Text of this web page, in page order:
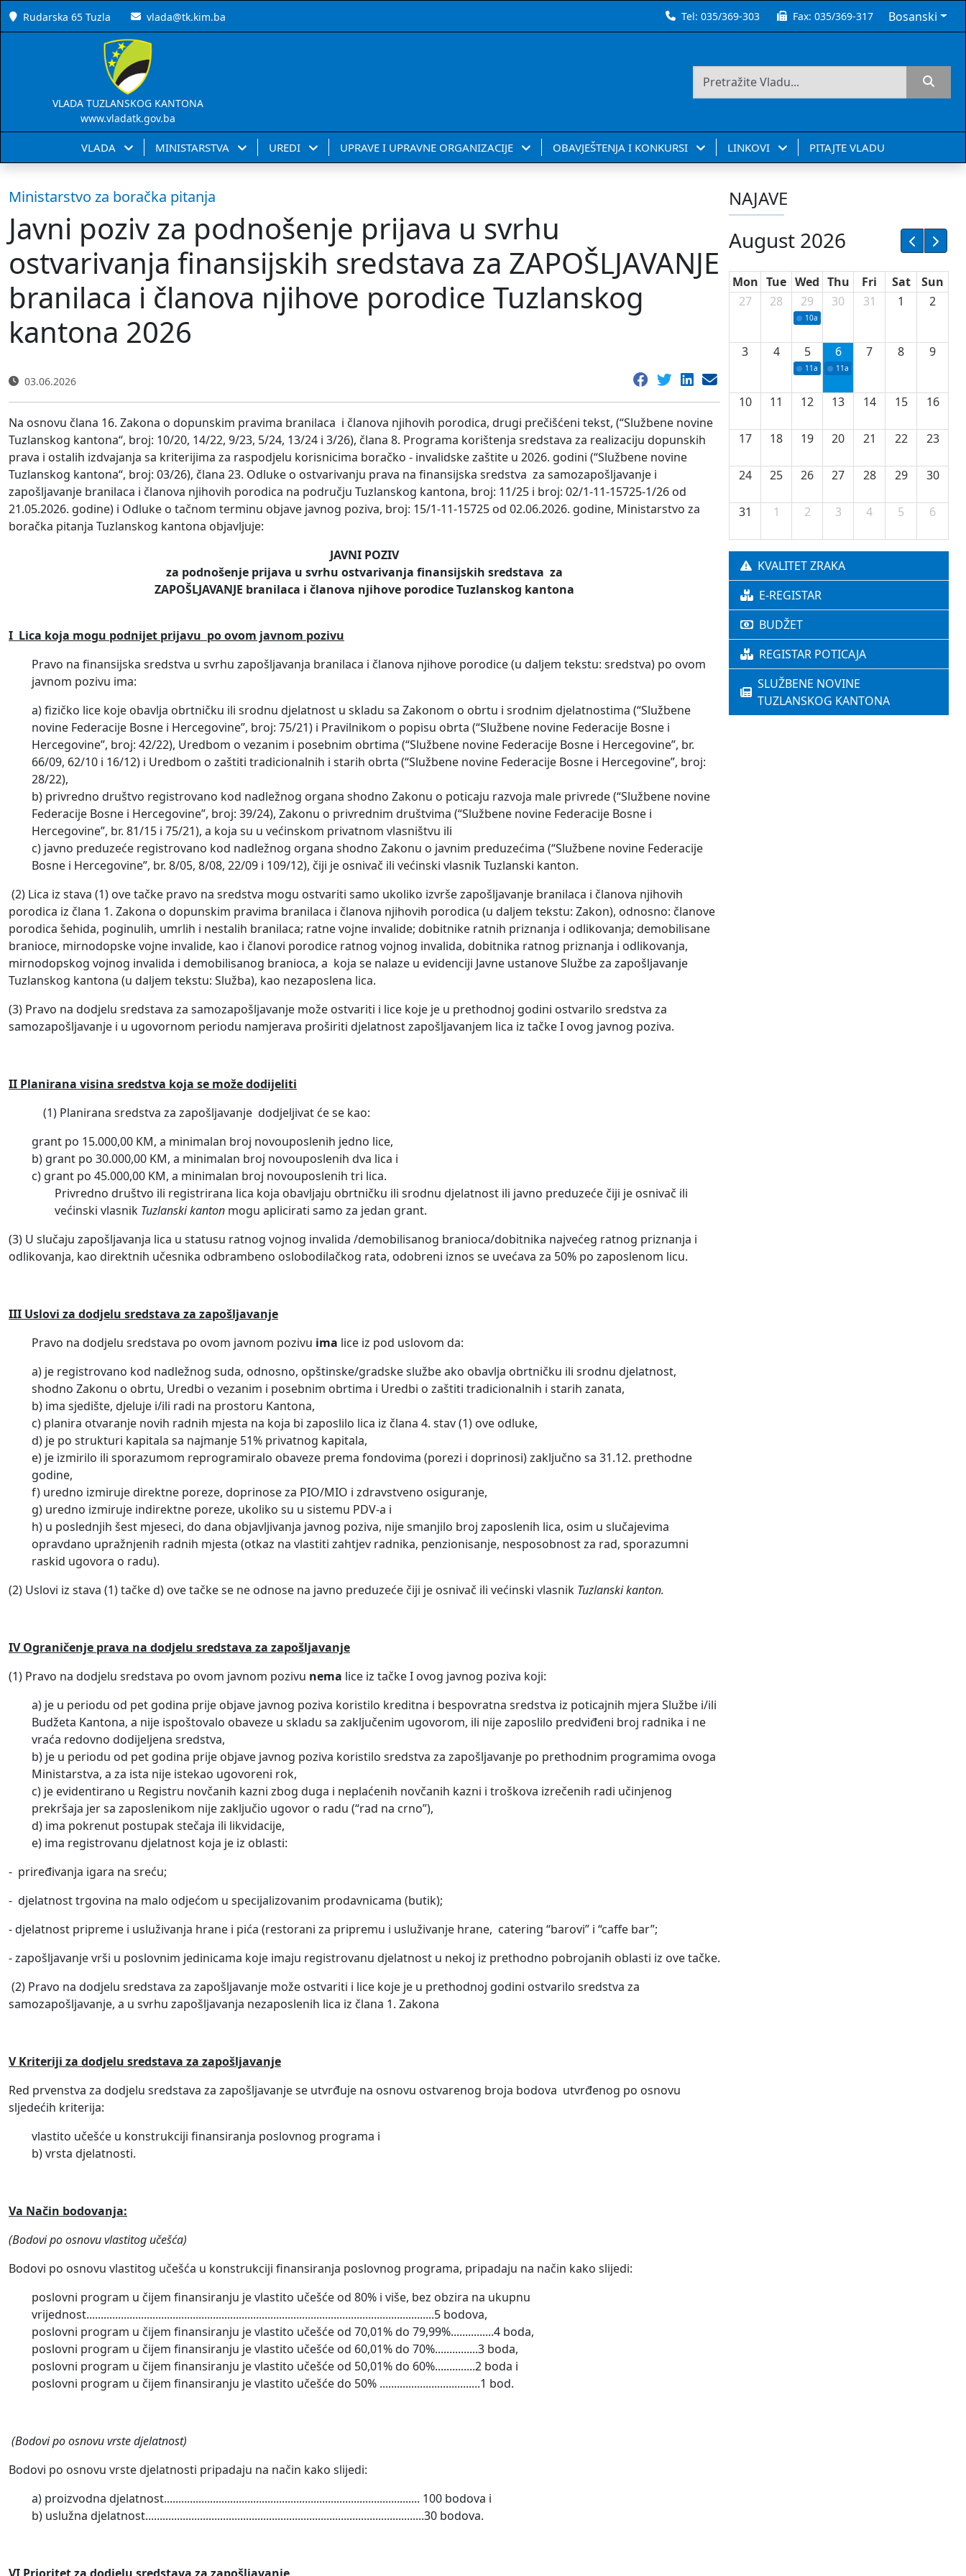
Rudarska 65 Tuzla vlada@tk.kim.ba Tel:035/369-303 Fax:035/369-317 Bosanski
VLADA TUZLANSKOG KANTONA
www.vladatk.gov.ba
VLADA MINISTARSTVA UREDI UPRAVE I UPRAVNE ORGANIZACIJE OBAVJEŠTENJA I KONKURSI LINKOVI PITAJTE VLADU
Ministarstvo za boračka pitanja
Javni poziv za podnošenje prijava u svrhu
ostvarivanja finansijskih sredstava za ZAPOŠLJAVANJE
branilaca i članova njihove porodice Tuzlanskog
kantona 2026
03.06.2026
Na osnovu člana 16. Zakona o dopunskim pravima branilaca i članova njihovih porodica, drugi prečišćeni tekst, (“Službene novine
Tuzlanskog kantona“, broj: 10/20, 14/22, 9/23, 5/24, 13/24 i 3/26), člana 8. Programa korištenja sredstava za realizaciju dopunskih
prava i ostalih izdvajanja sa kriterijima za raspodjelu korisnicima boračko - invalidske zaštite u 2026. godini (“Službene novine
Tuzlanskog kantona“, broj: 03/26), člana 23. Odluke o ostvarivanju prava na finansijska sredstva za samozapošljavanje i
zapošljavanje branilaca i članova njihovih porodica na području Tuzlanskog kantona, broj: 11/25 i broj: 02/1-11-15725-1/26 od
21.05.2026. godine) i Odluke o tačnom terminu objave javnog poziva, broj: 15/1-11-15725 od 02.06.2026. godine, Ministarstvo za
boračka pitanja Tuzlanskog kantona objavljuje:
JAVNI POZIV
za podnošenje prijava u svrhu ostvarivanja finansijskih sredstava za
ZAPOŠLJAVANJE branilaca i članova njihove porodice Tuzlanskog kantona
I Lica koja mogu podnijet prijavu po ovom javnom pozivu
Pravo na finansijska sredstva u svrhu zapošljavanja branilaca i članova njihove porodice (u daljem tekstu: sredstva) po ovom
javnom pozivu ima:
a) fizičko lice koje obavlja obrtničku ili srodnu djelatnost u skladu sa Zakonom o obrtu i srodnim djelatnostima (“Službene
novine Federacije Bosne i Hercegovine”, broj: 75/21) i Pravilnikom o popisu obrta (“Službene novine Federacije Bosne i
Hercegovine”, broj: 42/22), Uredbom o vezanim i posebnim obrtima (“Službene novine Federacije Bosne i Hercegovine”, br.
66/09, 62/10 i 16/12) i Uredbom o zaštiti tradicionalnih i starih obrta (“Službene novine Federacije Bosne i Hercegovine”, broj:
28/22),
b) privredno društvo registrovano kod nadležnog organa shodno Zakonu o poticaju razvoja male privrede (“Službene novine
Federacije Bosne i Hercegovine”, broj: 39/24), Zakonu o privrednim društvima (“Službene novine Federacije Bosne i
Hercegovine”, br. 81/15 i 75/21), a koja su u većinskom privatnom vlasništvu ili
c) javno preduzeće registrovano kod nadležnog organa shodno Zakonu o javnim preduzećima (“Službene novine Federacije
Bosne i Hercegovine”, br. 8/05, 8/08, 22/09 i 109/12), čiji je osnivač ili većinski vlasnik Tuzlanski kanton.
(2) Lica iz stava (1) ove tačke pravo na sredstva mogu ostvariti samo ukoliko izvrše zapošljavanje branilaca i članova njihovih
porodica iz člana 1. Zakona o dopunskim pravima branilaca i članova njihovih porodica (u daljem tekstu: Zakon), odnosno: članove
porodica šehida, poginulih, umrlih i nestalih branilaca; ratne vojne invalide; dobitnike ratnih priznanja i odlikovanja; demobilisane
branioce, mirnodopske vojne invalide, kao i članovi porodice ratnog vojnog invalida, dobitnika ratnog priznanja i odlikovanja,
mirnodopskog vojnog invalida i demobilisanog branioca, a koja se nalaze u evidenciji Javne ustanove Službe za zapošljavanje
Tuzlanskog kantona (u daljem tekstu: Služba), kao nezaposlena lica.
(3) Pravo na dodjelu sredstava za samozapošljavanje može ostvariti i lice koje je u prethodnoj godini ostvarilo sredstva za
samozapošljavanje i u ugovornom periodu namjerava proširiti djelatnost zapošljavanjem lica iz tačke I ovog javnog poziva.
II Planirana visina sredstva koja se može dodijeliti
(1) Planirana sredstva za zapošljavanje dodjeljivat će se kao:
grant po 15.000,00 KM, a minimalan broj novouposlenih jedno lice,
b) grant po 30.000,00 KM, a minimalan broj novouposlenih dva lica i
c) grant po 45.000,00 KM, a minimalan broj novouposlenih tri lica.
Privredno društvo ili registrirana lica koja obavljaju obrtničku ili srodnu djelatnost ili javno preduzeće čiji je osnivač ili
većinski vlasnik Tuzlanski kanton mogu aplicirati samo za jedan grant.
(3) U slučaju zapošljavanja lica u statusu ratnog vojnog invalida /demobilisanog branioca/dobitnika najvećeg ratnog priznanja i
odlikovanja, kao direktnih učesnika odbrambeno oslobodilačkog rata, odobreni iznos se uvećava za 50% po zaposlenom licu.
III Uslovi za dodjelu sredstava za zapošljavanje
Pravo na dodjelu sredstava po ovom javnom pozivu ima lice iz pod uslovom da:
a) je registrovano kod nadležnog suda, odnosno, opštinske/gradske službe ako obavlja obrtničku ili srodnu djelatnost,
shodno Zakonu o obrtu, Uredbi o vezanim i posebnim obrtima i Uredbi o zaštiti tradicionalnih i starih zanata,
b) ima sjedište, djeluje i/ili radi na prostoru Kantona,
c) planira otvaranje novih radnih mjesta na koja bi zaposlilo lica iz člana 4. stav (1) ove odluke,
d) je po strukturi kapitala sa najmanje 51% privatnog kapitala,
e) je izmirilo ili sporazumom reprogramiralo obaveze prema fondovima (porezi i doprinosi) zaključno sa 31.12. prethodne
godine,
f) uredno izmiruje direktne poreze, doprinose za PIO/MIO i zdravstveno osiguranje,
g) uredno izmiruje indirektne poreze, ukoliko su u sistemu PDV-a i
h) u poslednjih šest mjeseci, do dana objavljivanja javnog poziva, nije smanjilo broj zaposlenih lica, osim u slučajevima
opravdano upražnjenih radnih mjesta (otkaz na vlastiti zahtjev radnika, penzionisanje, nesposobnost za rad, sporazumni
raskid ugovora o radu).
(2) Uslovi iz stava (1) tačke d) ove tačke se ne odnose na javno preduzeće čiji je osnivač ili većinski vlasnik Tuzlanski kanton.
IVOgraničenje prava na dodjelu sredstava za zapošljavanje
(1) Pravo na dodjelu sredstava po ovom javnom pozivu nema lice iz tačke I ovog javnog poziva koji:
a) je u periodu od pet godina prije objave javnog poziva koristilo kreditna i bespovratna sredstva iz poticajnih mjera Službe i/ili
Budžeta Kantona, a nije ispoštovalo obaveze u skladu sa zaključenim ugovorom, ili nije zaposlilo predviđeni broj radnika i ne
vraća redovno dodijeljena sredstva,
b) je u periodu od pet godina prije objave javnog poziva koristilo sredstva za zapošljavanje po prethodnim programima ovoga
Ministarstva, a za ista nije istekao ugovoreni rok,
c) je evidentirano u Registru novčanih kazni zbog duga i neplaćenih novčanih kazni i troškova izrečenih radi učinjenog
prekršaja jer sa zaposlenikom nije zaključio ugovor o radu (“rad na crno”),
d) ima pokrenut postupak stečaja ili likvidacije,
e) ima registrovanu djelatnost koja je iz oblasti:
- priređivanja igara na sreću;
- djelatnost trgovina na malo odjećom u specijalizovanim prodavnicama (butik);
- djelatnost pripreme i usluživanja hrane i pića (restorani za pripremu i usluživanje hrane, catering “barovi” i “caffe bar”;
- zapošljavanje vrši u poslovnim jedinicama koje imaju registrovanu djelatnost u nekoj iz prethodno pobrojanih oblasti iz ove tačke.
(2) Pravo na dodjelu sredstava za zapošljavanje može ostvariti i lice koje je u prethodnoj godini ostvarilo sredstva za
samozapošljavanje, a u svrhu zapošljavanja nezaposlenih lica iz člana 1. Zakona
V Kriteriji za dodjelu sredstava za zapošljavanje
Red prvenstva za dodjelu sredstava za zapošljavanje se utvrđuje na osnovu ostvarenog broja bodova utvrđenog po osnovu
sljedećih kriterija:
vlastito učešće u konstrukciji finansiranja poslovnog programa i
b) vrsta djelatnosti.
Va Način bodovanja:
(Bodovi po osnovu vlastitog učešća)
Bodovi po osnovu vlastitog učešća u konstrukciji finansiranja poslovnog programa, pripadaju na način kako slijedi:
poslovni program u čijem finansiranju je vlastito učešće od 80% i više, bez obzira na ukupnu
vrijednost.........................................................................................................................5 bodova,
poslovni program u čijem finansiranju je vlastito učešće od 70,01% do 79,99%...............4 boda,
poslovni program u čijem finansiranju je vlastito učešće od 60,01% do 70%...............3 boda,
poslovni program u čijem finansiranju je vlastito učešće od 50,01% do 60%..............2 boda i
poslovni program u čijem finansiranju je vlastito učešće do 50% ...................................1 bod.
(Bodovi po osnovu vrste djelatnost)
Bodovi po osnovu vrste djelatnosti pripadaju na način kako slijedi:
a) proizvodna djelatnost......................................................................................... 100 bodova i
b) uslužna djelatnost.................................................................................................30 bodova.
NAJAVE
August 2026
Mon Tue Wed Thu Fri Sat
Sun
27
28 29
10a Potpisivanje ugovora sa neprofitnim
30 31 1 2
3 4 5
11a Potpisivanje ugovora o stipendijama
6
11a Podrška razvoju vodne
7 8 9
10 11 12 13 14 15 16
17 18 19 20 21 22 23
24 25 26 27 28 29 30
31 1 2 3 4 5 6
KVALITET ZRAKA
E-REGISTAR
BUDŽET
REGISTAR POTICAJA
SLUŽBENE NOVINE
TUZLANSKOG KANTONA